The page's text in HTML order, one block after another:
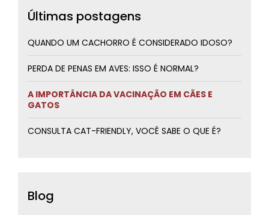
Últimas postagens
QUANDO UM CACHORRO É CONSIDERADO IDOSO?
PERDA DE PENAS EM AVES: ISSO É NORMAL?
A IMPORTÂNCIA DA VACINAÇÃO EM CÃES E
GATOS
CONSULTA CAT-FRIENDLY, VOCÊ SABE O QUE É?
Blog